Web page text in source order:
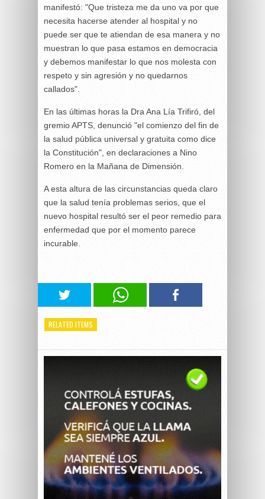
manifestó: "Que tristeza me da uno va por que
necesita hacerse atender al hospital y no
puede ser que te atiendan de esa manera y no
muestran lo que pasa estamos en democracia
y debemos manifestar lo que nos molesta con
respeto y sin agresión y no quedarnos
callados".
En las últimas horas la Dra Ana Lía Trifiró, del
gremio APTS, denunció "el comienzo del fin de
la salud pública universal y gratuita como dice
la Constitución", en declaraciones a Nino
Romero en la Mañana de Dimensión.
A esta altura de las circunstancias queda claro
que la salud tenía problemas serios, que el
nuevo hospital resultó ser el peor remedio para
enfermedad que por el momento parece
incurable.
RELATED ITEMS